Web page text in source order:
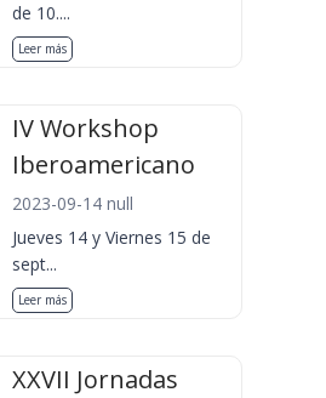
de 10....
Leer más
IV Workshop
Iberoamericano
2023-09-14 null
Jueves 14 y Viernes 15 de
sept...
Leer más
XXVII Jornadas